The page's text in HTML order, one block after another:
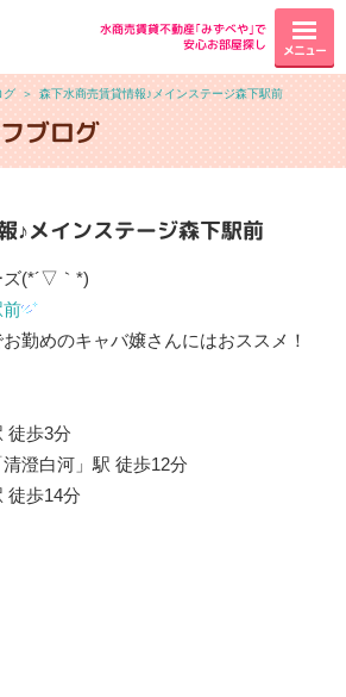
水商売賃貸不動産｢みずべや｣で
安心お部屋探し
メニュー
グ ＞ 森下水商売賃貸情報♪メインステージ森下駅前
ブログ
♪メインステージ森下駅前
ズ(*´▽｀*)
前
お勤めのキャバ嬢さんにはおススメ！
徒歩3分
澄白河」駅 徒歩12分
徒歩14分